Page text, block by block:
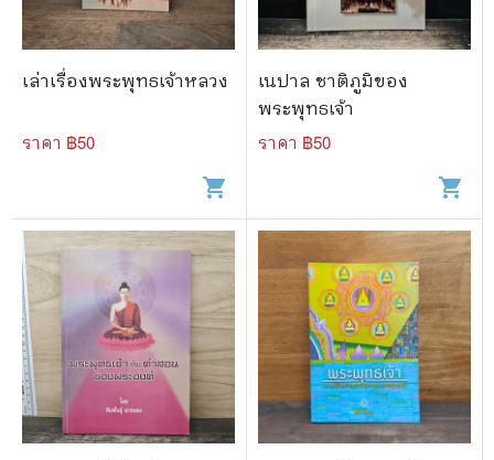
เล่าเรื่องพระพุทธเจ้าหลวง
ราคา ฿50
shopping_cart
เนปาล ชาติภูมิของ
พระพุทธเจ้า
ราคา ฿50
shopping_cart